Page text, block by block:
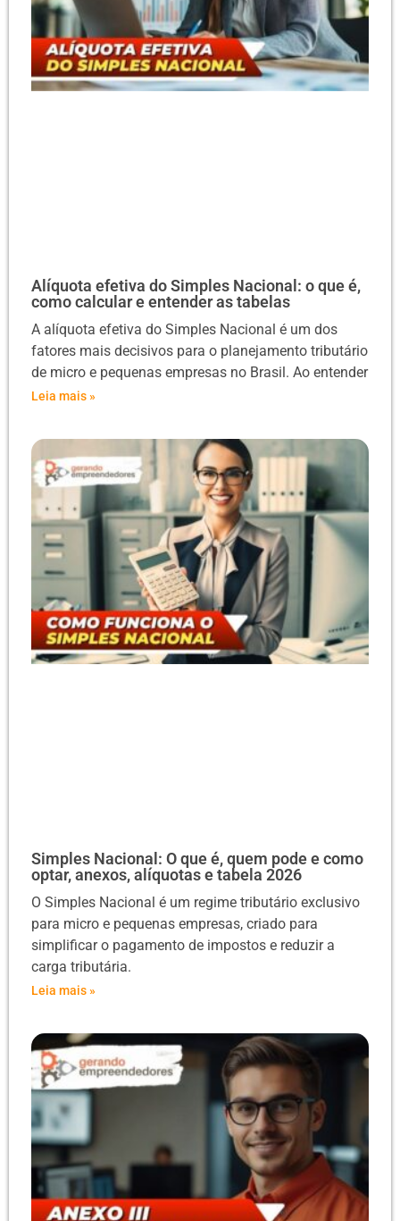
Alíquota efetiva do Simples Nacional: o que é,
como calcular e entender as tabelas
A alíquota efetiva do Simples Nacional é um dos
fatores mais decisivos para o planejamento tributário
de micro e pequenas empresas no Brasil. Ao entender
Leia mais »
Simples Nacional: O que é, quem pode e como
optar, anexos, alíquotas e tabela 2026
O Simples Nacional é um regime tributário exclusivo
para micro e pequenas empresas, criado para
simplificar o pagamento de impostos e reduzir a
carga tributária.
Leia mais »